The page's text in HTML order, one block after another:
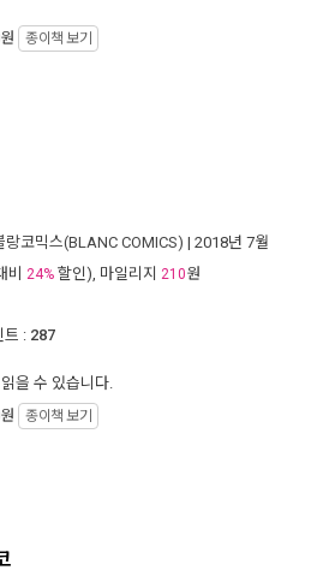
원 종이책 보기
랑코믹스(BLANC COMICS) | 2018년 7월
비 24% 할인), 마일리지 210원
트 : 287
을 수 있습니다.
원 종이책 보기